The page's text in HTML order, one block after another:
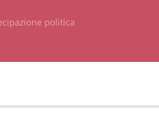
politica